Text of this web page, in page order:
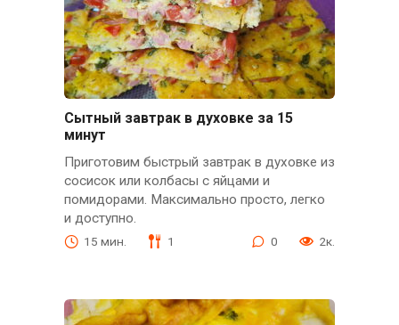
Сытный завтрак в духовке за 15
минут
Приготовим быстрый завтрак в духовке из
сосисок или колбасы с яйцами и
помидорами. Максимально просто, легко
и доступно.
15 мин. 1 0 2к.